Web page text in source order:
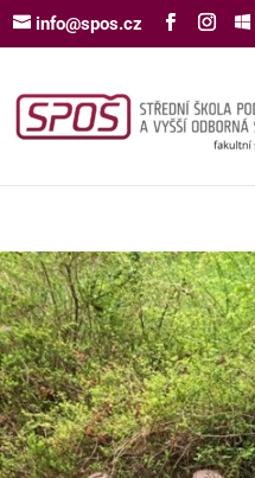
info@spos.cz